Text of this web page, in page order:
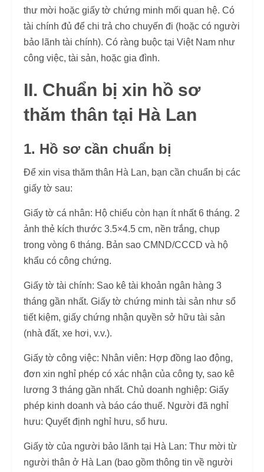
thư mời hoặc giấy tờ chứng minh mối quan hệ. Có
tài chính đủ để chi trả cho chuyến đi (hoặc có người
bảo lãnh tài chính). Có ràng buộc tại Việt Nam như
công việc, tài sản, hoặc gia đình.
II. Chuẩn bị xin hồ sơ
thăm thân tại Hà Lan
1. Hồ sơ cần chuẩn bị
Để xin visa thăm thân Hà Lan, bạn cần chuẩn bị các
giấy tờ sau:
Giấy tờ cá nhân: Hộ chiếu còn hạn ít nhất 6 tháng. 2
ảnh thẻ kích thước 3.5×4.5 cm, nền trắng, chụp
trong vòng 6 tháng. Bản sao CMND/CCCD và hộ
khẩu có công chứng.
Giấy tờ tài chính: Sao kê tài khoản ngân hàng 3
tháng gần nhất. Giấy tờ chứng minh tài sản như sổ
tiết kiệm, giấy chứng nhận quyền sở hữu tài sản
(nhà đất, xe hơi, v.v.).
Giấy tờ công việc: Nhân viên: Hợp đồng lao động,
đơn xin nghỉ phép có xác nhận của công ty, sao kê
lương 3 tháng gần nhất. Chủ doanh nghiệp: Giấy
phép kinh doanh và báo cáo thuế. Người đã nghỉ
hưu: Quyết định nghỉ hưu, sổ hưu.
Giấy tờ của người bảo lãnh tại Hà Lan: Thư mời từ
người thân ở Hà Lan (bao gồm thông tin về người